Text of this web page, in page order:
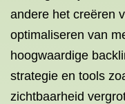
andere het creëren
optimaliseren van
hoogwaardige
strategie en tools
zichtbaarheid